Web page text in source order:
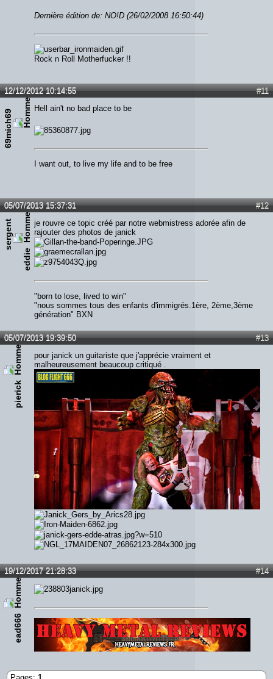
Dernière édition de: NO!D (26/02/2008 16:50:44)
Rock n Roll Motherfucker !!
#11
12/12/2012 10:14:55
69mich69
Hell ain't no bad place to be
I want out, to live my life and to be free
#12
05/07/2013 15:37:31
s
e
r
g
e
n
t
e
d
d
i
e
je rouvre ce topic créé par notre webmistress adorée afin de
rajouter des photos de janick
"born to lose, lived to win"
"nous sommes tous des enfants d'immigrés.1ère, 2ème,3ème
génération" BXN
#13
05/07/2013 19:39:50
pierick
pour janick un guitariste que j'apprécie vraiment et
malheureusement beaucoup critiqué .
#14
19/12/2017 21:28:33
ead666